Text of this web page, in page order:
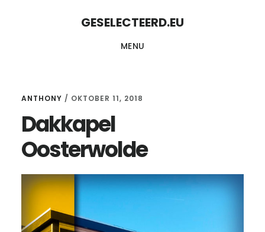
GESELECTEERD.EU
MENU
ANTHONY / OKTOBER 11, 2018
Dakkapel
Oosterwolde